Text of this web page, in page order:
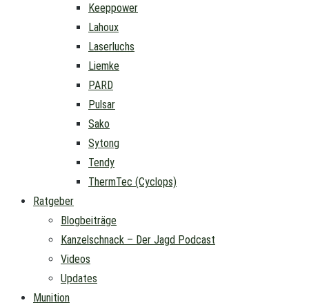
Keeppower
Lahoux
Laserluchs
Liemke
PARD
Pulsar
Sako
Sytong
Tendy
ThermTec (Cyclops)
Ratgeber
Blogbeiträge
Kanzelschnack – Der Jagd Podcast
Videos
Updates
Munition